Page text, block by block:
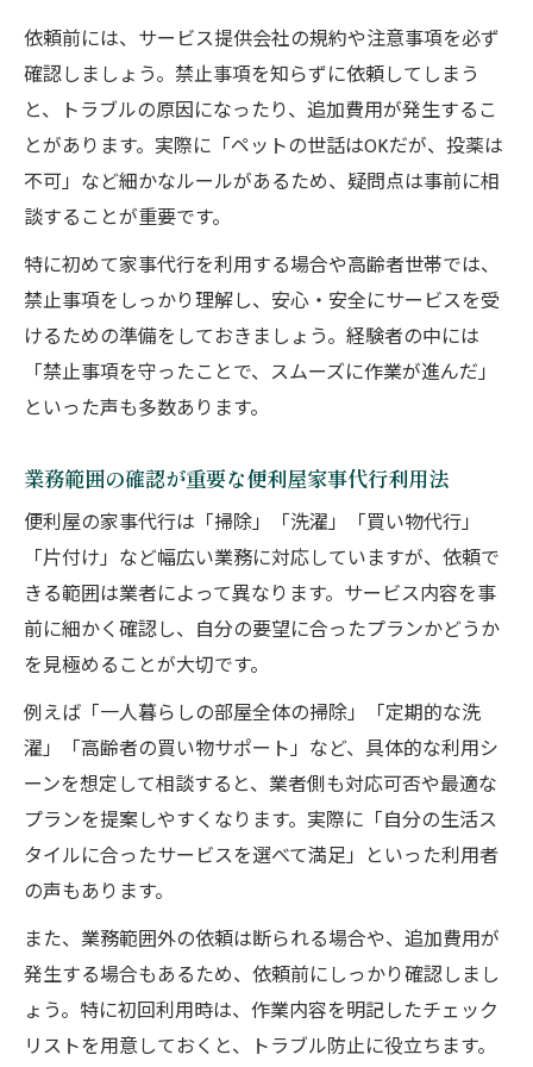
依頼前には、サービス提供会社の規約や注意事項を必ず
確認しましょう。禁止事項を知らずに依頼してしまう
と、トラブルの原因になったり、追加費用が発生するこ
とがあります。実際に「ペットの世話はOKだが、投薬は
不可」など細かなルールがあるため、疑問点は事前に相
談することが重要です。
特に初めて家事代行を利用する場合や高齢者世帯では、
禁止事項をしっかり理解し、安心・安全にサービスを受
けるための準備をしておきましょう。経験者の中には
「禁止事項を守ったことで、スムーズに作業が進んだ」
といった声も多数あります。
業務範囲の確認が重要な便利屋家事代行利用法
便利屋の家事代行は「掃除」「洗濯」「買い物代行」
「片付け」など幅広い業務に対応していますが、依頼で
きる範囲は業者によって異なります。サービス内容を事
前に細かく確認し、自分の要望に合ったプランかどうか
を見極めることが大切です。
例えば「一人暮らしの部屋全体の掃除」「定期的な洗
濯」「高齢者の買い物サポート」など、具体的な利用シ
ーンを想定して相談すると、業者側も対応可否や最適な
プランを提案しやすくなります。実際に「自分の生活ス
タイルに合ったサービスを選べて満足」といった利用者
の声もあります。
また、業務範囲外の依頼は断られる場合や、追加費用が
発生する場合もあるため、依頼前にしっかり確認しまし
ょう。特に初回利用時は、作業内容を明記したチェック
リストを用意しておくと、トラブル防止に役立ちます。